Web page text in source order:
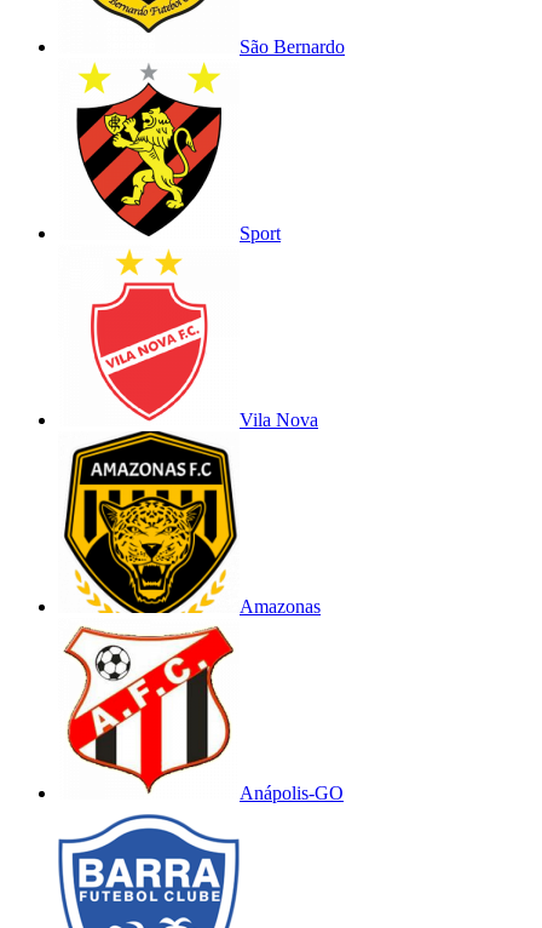
São Bernardo
Sport
Vila Nova
Amazonas
Anápolis-GO